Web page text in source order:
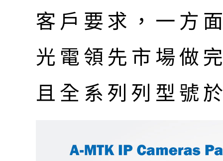
客戶要求，一方
光電領先市場
且全系列列型號